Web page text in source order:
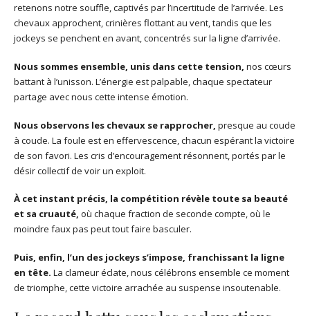
retenons notre souffle, captivés par l’incertitude de l’arrivée. Les
chevaux approchent, crinières flottant au vent, tandis que les
jockeys se penchent en avant, concentrés sur la ligne d’arrivée.
Nous sommes ensemble, unis dans cette tension, nos cœurs
battant à l’unisson. L’énergie est palpable, chaque spectateur
partage avec nous cette intense émotion.
Nous observons les chevaux se rapprocher, presque au coude
à coude. La foule est en effervescence, chacun espérant la victoire
de son favori. Les cris d’encouragement résonnent, portés par le
désir collectif de voir un exploit.
À cet instant précis, la compétition révèle toute sa beauté
et sa cruauté, où chaque fraction de seconde compte, où le
moindre faux pas peut tout faire basculer.
Puis, enfin, l’un des jockeys s’impose, franchissant la ligne
en tête. La clameur éclate, nous célébrons ensemble ce moment
de triomphe, cette victoire arrachée au suspense insoutenable.